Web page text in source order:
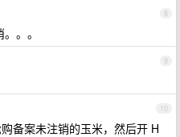
8
。。
9
10
备案未注销的玉米，然后开 H